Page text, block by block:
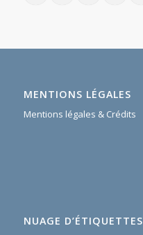
MENTIONS LÉGALES
Mentions légales & Crédits
NUAGE D’ÉTIQUETTES